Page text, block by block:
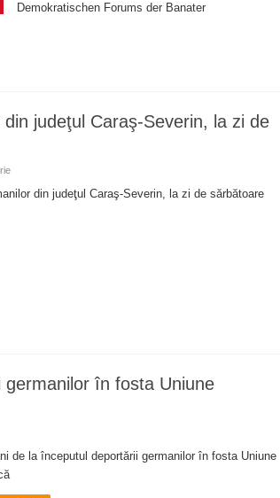
Demokratischen Forums der Banater
judeţul Caraş-Severin, la zi de
din judeţul Caraş-Severin, la zi de sărbătoare
în fosta Uniune
de la începutul deportării germanilor în fosta Uniune